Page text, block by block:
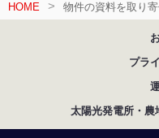
HOME 物件の資料を取り寄
プラ
太陽光発電所・農